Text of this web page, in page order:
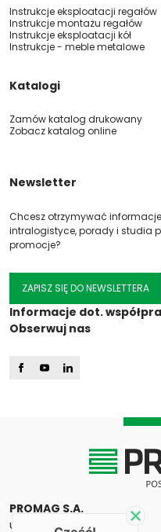
Katalogi
Zamów katalog drukowany
Zobacz katalog online
Instrukcje eksploatacji regałów
Instrukcje montażu regałów
Instrukcje eksploatacji kół
Instrukcje - meble metalowe
Newsletter
Chcesz otrzymywać
intralogistyce, porady i studia
promocje?
ZAPISZ SIĘ DO NEWSLETTERA
Informacje dot.
Obserwuj nas
PROMAG S.A.
ul. Romana Maya 11